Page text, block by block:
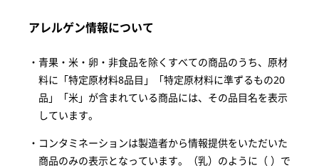
アレルゲン情報について
青果・米・卵・非食品を除くすべての商品のうち、原材
料に「特定原材料8品目」「特定原材料に準ずるもの20
品」「米」が含まれている商品には、その品目名を表示
しています。
コンタミネーションは製造者から情報提供をいただいた
商品のみの表示となっています。（乳）のように（ ）で